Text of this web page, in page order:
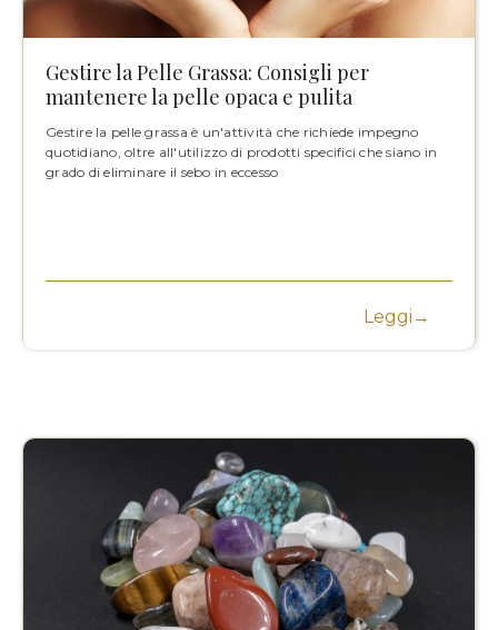
Gestire la Pelle Grassa: Consigli per
mantenere la pelle opaca e pulita
Gestire la pelle grassa è un'attività che richiede impegno
quotidiano, oltre all'utilizzo di prodotti specifici che siano in
grado di eliminare il sebo in eccesso
Leggi→